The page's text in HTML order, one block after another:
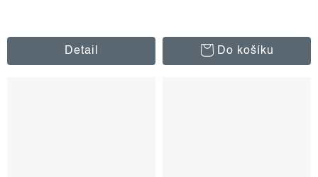
Detail Do košíku